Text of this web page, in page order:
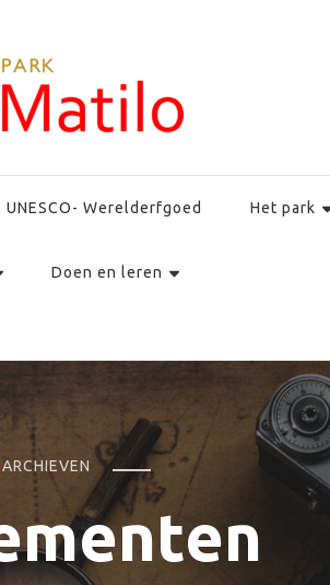
Werelderfgoed Het park
Doen en leren
ARCHIEVEN